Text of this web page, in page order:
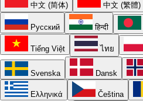
中文 (简体) 中文 (繁體)
Русский हिन्दी
Tiếng Việt ไทย
Svenska Dansk
Ελληνικά Čeština